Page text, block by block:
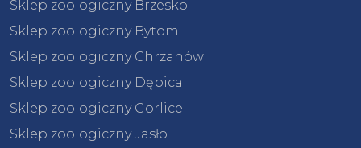
Sklep zoologiczny Brzesko
Sklep zoologiczny Bytom
Sklep zoologiczny Chrzanów
Sklep zoologiczny Dębica
Sklep zoologiczny Gorlice
Sklep zoologiczny Jasło